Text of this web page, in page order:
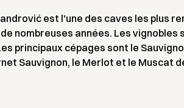
est l'une des caves les plus
nombreuses années. Les vignobles
principaux cépages sont le
Sauvignon, le Merlot et le Muscat